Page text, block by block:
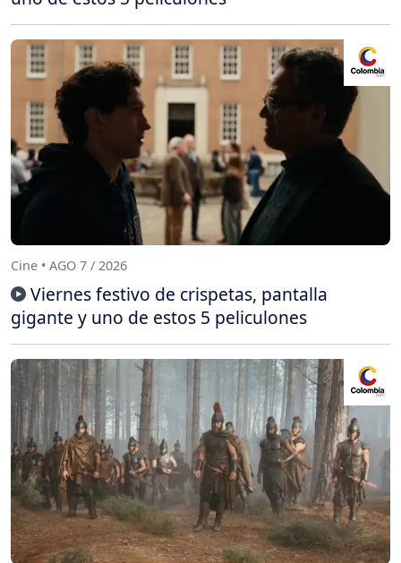
Cine • AGO 7 / 2026
Viernes festivo de crispetas, pantalla
gigante y uno de estos 5 peliculones